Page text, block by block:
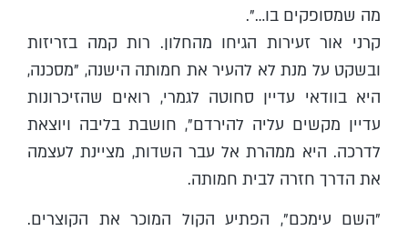
מה שמסופקים בו…".
קרני אור זעירות הגיחו מהחלון. רות קמה בזריזות
ובשקט על מנת לא להעיר את חמותה הישנה, "מסכנה,
היא בוודאי עדיין סחוטה לגמרי, רואים שהזיכרונות
עדיין מקשים עליה להירדם", חושבת בליבה ויוצאת
לדרכה. היא ממהרת אל עבר השדות, מציינת לעצמה
את הדרך חזרה לבית חמותה.
"השם עימכם", הפתיע הקול המוכר את הקוצרים.